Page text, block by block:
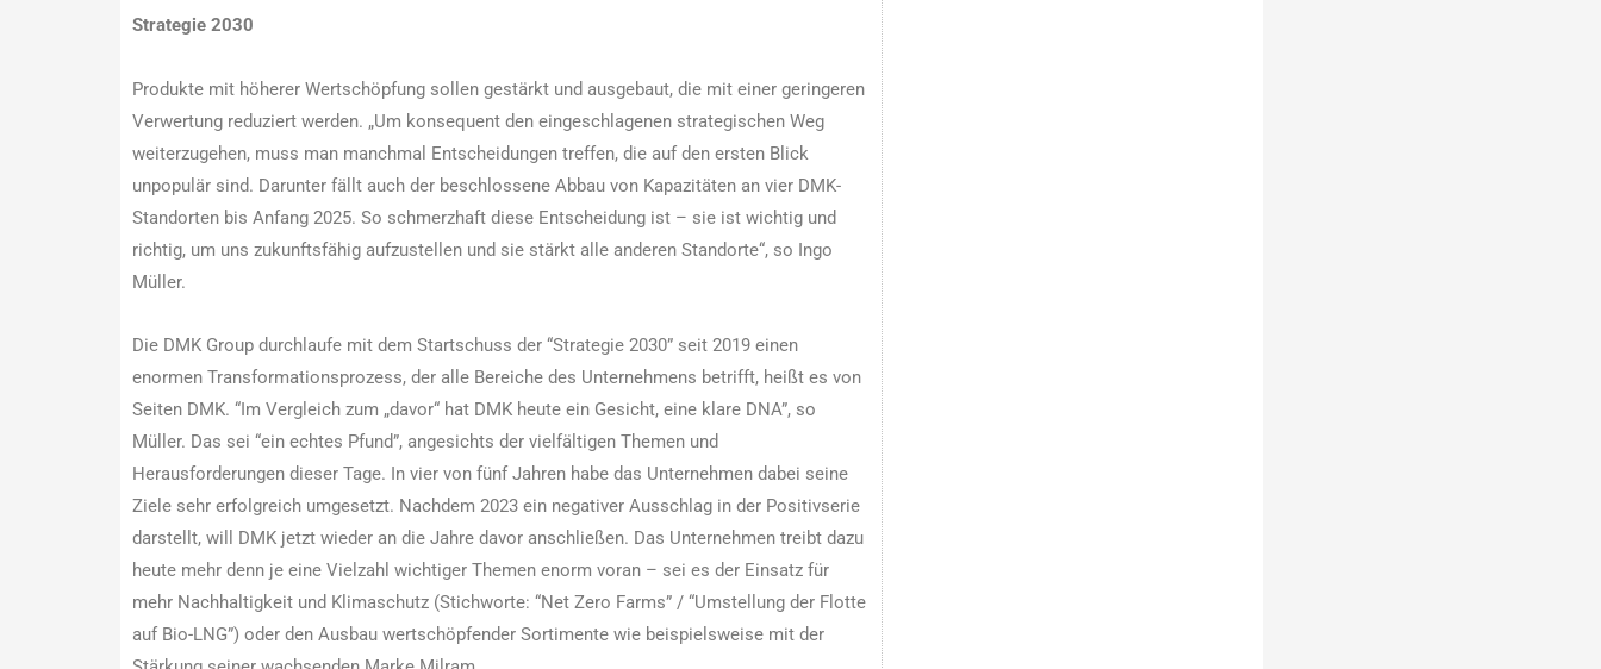
Strategie 2030
Produkte mit höherer Wertschöpfung sollen gestärkt und ausgebaut, die mit einer geringeren
Verwertung reduziert werden. „Um konsequent den eingeschlagenen strategischen Weg
weiterzugehen, muss man manchmal Entscheidungen treffen, die auf den ersten Blick
unpopulär sind. Darunter fällt auch der beschlossene Abbau von Kapazitäten an vier DMK-
Standorten bis Anfang 2025. So schmerzhaft diese Entscheidung ist – sie ist wichtig und
richtig, um uns zukunftsfähig aufzustellen und sie stärkt alle anderen Standorte“, so Ingo
Müller.
Die DMK Group durchlaufe mit dem Startschuss der “Strategie 2030” seit 2019 einen
enormen Transformationsprozess, der alle Bereiche des Unternehmens betrifft, heißt es von
Seiten DMK. “Im Vergleich zum „davor“ hat DMK heute ein Gesicht, eine klare DNA”, so
Müller. Das sei “ein echtes Pfund”, angesichts der vielfältigen Themen und
Herausforderungen dieser Tage. In vier von fünf Jahren habe das Unternehmen dabei seine
Ziele sehr erfolgreich umgesetzt. Nachdem 2023 ein negativer Ausschlag in der Positivserie
darstellt, will DMK jetzt wieder an die Jahre davor anschließen. Das Unternehmen treibt dazu
heute mehr denn je eine Vielzahl wichtiger Themen enorm voran – sei es der Einsatz für
mehr Nachhaltigkeit und Klimaschutz (Stichworte: “Net Zero Farms” / “Umstellung der Flotte
auf Bio-LNG”) oder den Ausbau wertschöpfender Sortimente wie beispielsweise mit der